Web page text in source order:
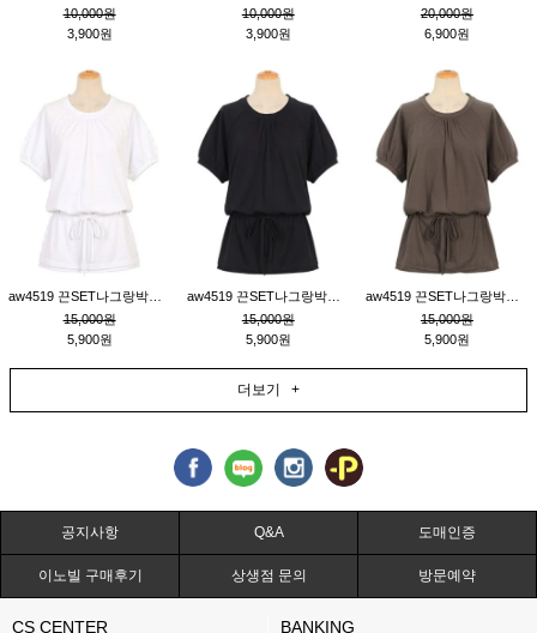
10,000원
3,900원
10,000원
3,900원
20,000원
6,900원
15,000원
5,900원
15,000원
5,900원
15,000원
5,900원
더보기 +
공지사항 Q&A 도매인증
이노빌 구매후기 상생점 문의 방문예약
CS CENTER BANKING